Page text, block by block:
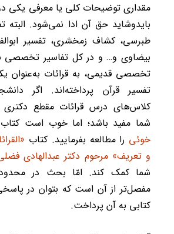
مقداری توضیحات کلی یا معرفی یکی
بایدوشاید حق آن ادا نمی‌شود. البته
طبرسی، کشاف زمخشری، تفسیر
بیضاوی و… و در کل تفاسیر تخصصی
تخصصی قدیمی، به قرائات به‌عنوان
تفسیر قرآن پرداخته‌اند. اگر
کلاس‌های درس قرائات مقطع دکتری
شما مفید باشد؛ اما خوب است کتاب
خوئی را مطالعه بفرمایید. کتاب
و تعریف» مرحوم دکتر عبدالهادی
شما کمک کند. امّا بحث در محدودۀ
مفصل‌تر از آن است که بتوان در
کتابی به آن پرداخت.